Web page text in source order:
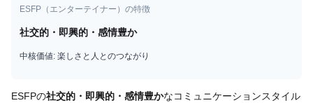
ESFP （ エンターテイナー ）の特徴
社交的・即興的・感情豊か
中核価値: 楽しさと人とのつながり
ESFPの社交的・即興的・感情豊かなコミュニケーションスタイル